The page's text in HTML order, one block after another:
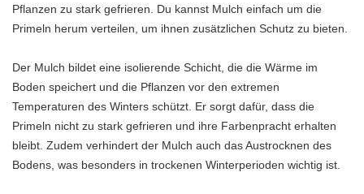
Pflanzen zu stark gefrieren. Du kannst Mulch einfach um die
Primeln herum verteilen, um ihnen zusätzlichen Schutz zu bieten.
Der Mulch bildet eine isolierende Schicht, die die Wärme im
Boden speichert und die Pflanzen vor den extremen
Temperaturen des Winters schützt. Er sorgt dafür, dass die
Primeln nicht zu stark gefrieren und ihre Farbenpracht erhalten
bleibt. Zudem verhindert der Mulch auch das Austrocknen des
Bodens, was besonders in trockenen Winterperioden wichtig ist.